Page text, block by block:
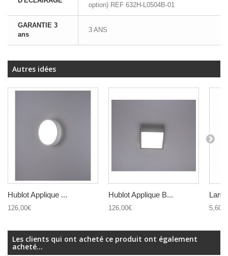
option) REF 632H-L0504B-01
GARANTIE 3
ans
3 ANS
Autres idées
Hublot Applique ...
126,00€
Hublot Applique B...
126,00€ 5,60€
Les clients qui ont acheté ce produit ont également
acheté...